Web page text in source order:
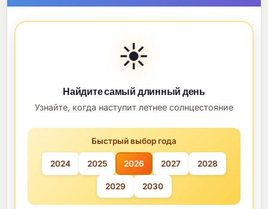
☀️
Найдите самый длинный день
Узнайте, когда наступит летнее солнцестояние
Быстрый выбор года
2024 2025 2026 2027 2028
2029 2030